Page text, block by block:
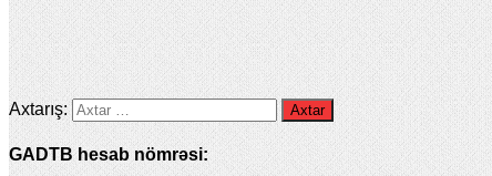
Axtarış:
GADTB hesab nömrəsi: